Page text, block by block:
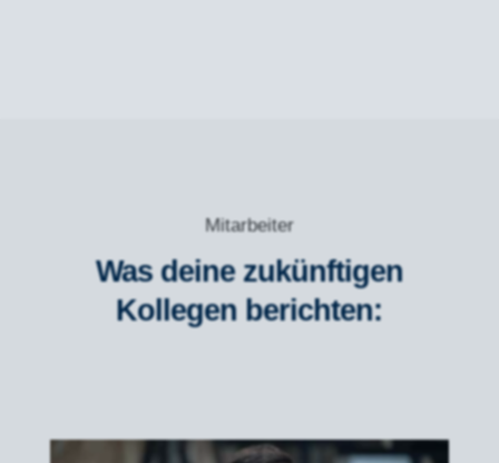
Mitarbeiter
Was deine zukünftigen
Kollegen berichten: